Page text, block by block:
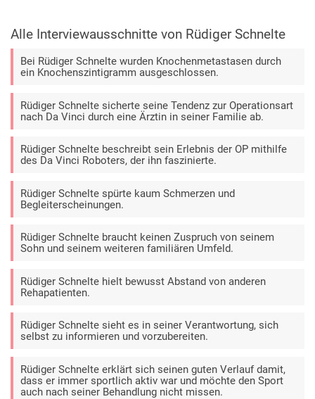
Alle Interviewausschnitte von Rüdiger Schnelte
Bei Rüdiger Schnelte wurden Knochenmetastasen durch
ein Knochenszintigramm ausgeschlossen.
Rüdiger Schnelte sicherte seine Tendenz zur Operationsart
nach Da Vinci durch eine Ärztin in seiner Familie ab.
Rüdiger Schnelte beschreibt sein Erlebnis der OP mithilfe
des Da Vinci Roboters, der ihn faszinierte.
Rüdiger Schnelte spürte kaum Schmerzen und
Begleiterscheinungen.
Rüdiger Schnelte braucht keinen Zuspruch von seinem
Sohn und seinem weiteren familiären Umfeld.
Rüdiger Schnelte hielt bewusst Abstand von anderen
Rehapatienten.
Rüdiger Schnelte sieht es in seiner Verantwortung, sich
selbst zu informieren und vorzubereiten.
Rüdiger Schnelte erklärt sich seinen guten Verlauf damit,
dass er immer sportlich aktiv war und möchte den Sport
auch nach seiner Behandlung nicht missen.